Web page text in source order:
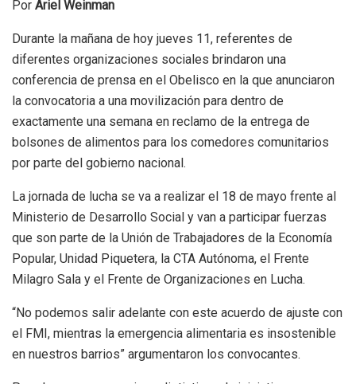
Por Ariel Weinman
Durante la mañana de hoy jueves 11, referentes de
diferentes organizaciones sociales brindaron una
conferencia de prensa en el Obelisco en la que anunciaron
la convocatoria a una movilización para dentro de
exactamente una semana en reclamo de la entrega de
bolsones de alimentos para los comedores comunitarios
por parte del gobierno nacional.
La jornada de lucha se va a realizar el 18 de mayo frente al
Ministerio de Desarrollo Social y van a participar fuerzas
que son parte de la Unión de Trabajadores de la Economía
Popular, Unidad Piquetera, la CTA Autónoma, el Frente
Milagro Sala y el Frente de Organizaciones en Lucha.
“No podemos salir adelante con este acuerdo de ajuste con
el FMI, mientras la emergencia alimentaria es insostenible
en nuestros barrios” argumentaron los convocantes.